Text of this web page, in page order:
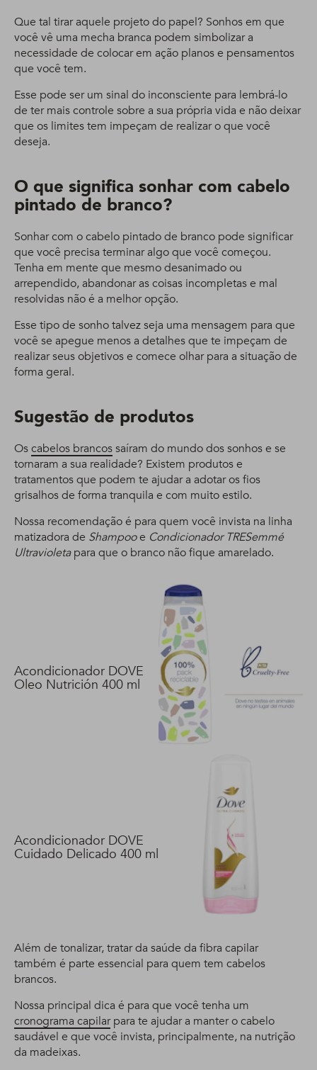
Que tal tirar aquele projeto do papel? Sonhos em que
você vê uma mecha branca podem simbolizar a
necessidade de colocar em ação planos e pensamentos
que você tem.
Esse pode ser um sinal do inconsciente para lembrá-lo
de ter mais controle sobre a sua própria vida e não deixar
que os limites tem impeçam de realizar o que você
deseja.
O que significa sonhar com cabelo
pintado de branco?
Sonhar com o cabelo pintado de branco pode significar
que você precisa terminar algo que você começou.
Tenha em mente que mesmo desanimado ou
arrependido, abandonar as coisas incompletas e mal
resolvidas não é a melhor opção.
Esse tipo de sonho talvez seja uma mensagem para que
você se apegue menos a detalhes que te impeçam de
realizar seus objetivos e comece olhar para a situação de
forma geral.
Sugestão de produtos
Oscabelos brancossaíram do mundo dos sonhos e se
tornaram a sua realidade? Existem produtos e
tratamentos que podem te ajudar a adotar os fios
grisalhos de forma tranquila e com muito estilo.
Nossa recomendação é para quem você invista na linha
matizadora de Shampooe Condicionador TRESemmé
Ultravioletapara que o branco não fique amarelado.
Acondicionador DOVE
Oleo Nutrición 400 ml
Acondicionador DOVE
Cuidado Delicado 400 ml
Além de tonalizar, tratar da saúde da fibra capilar
também é parte essencial para quem tem cabelos
brancos.
Nossa principal dica é para que você tenha um
cronograma capilarpara te ajudar a manter o cabelo
saudável e que você invista, principalmente, na nutrição
da madeixas.